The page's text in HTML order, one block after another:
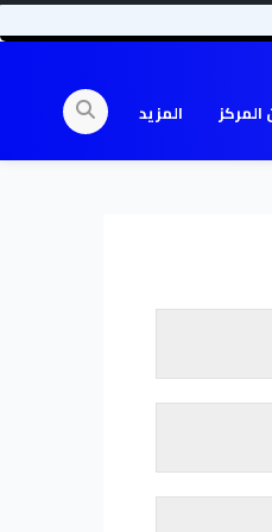
المركز المزيد
ستة مراكز هي مركز